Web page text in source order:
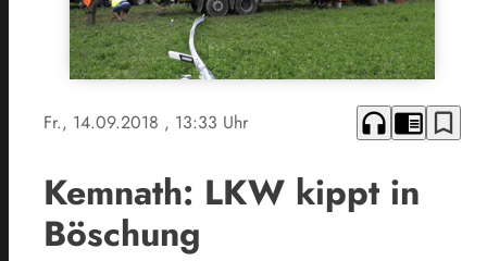
Fr., 14.09.2018 , 13:33 Uhr headphones chrome_reader_mode bookmark_border
Kemnath: LKW kippt in
Böschung